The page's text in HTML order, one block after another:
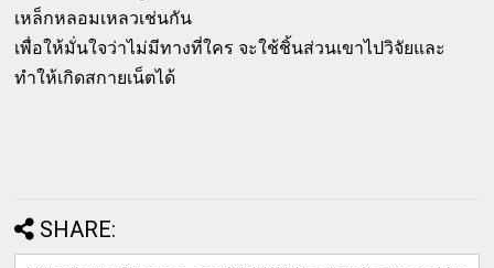
เหล็กหลอมเหลวเช่นกัน
เพื่อให้มั่นใจว่าไม่มีทางที่ใคร จะใช้ชิ้นส่วนเขาไปวิจัยและ
ทำให้เกิดสกายเน็ตได้
SHARE: